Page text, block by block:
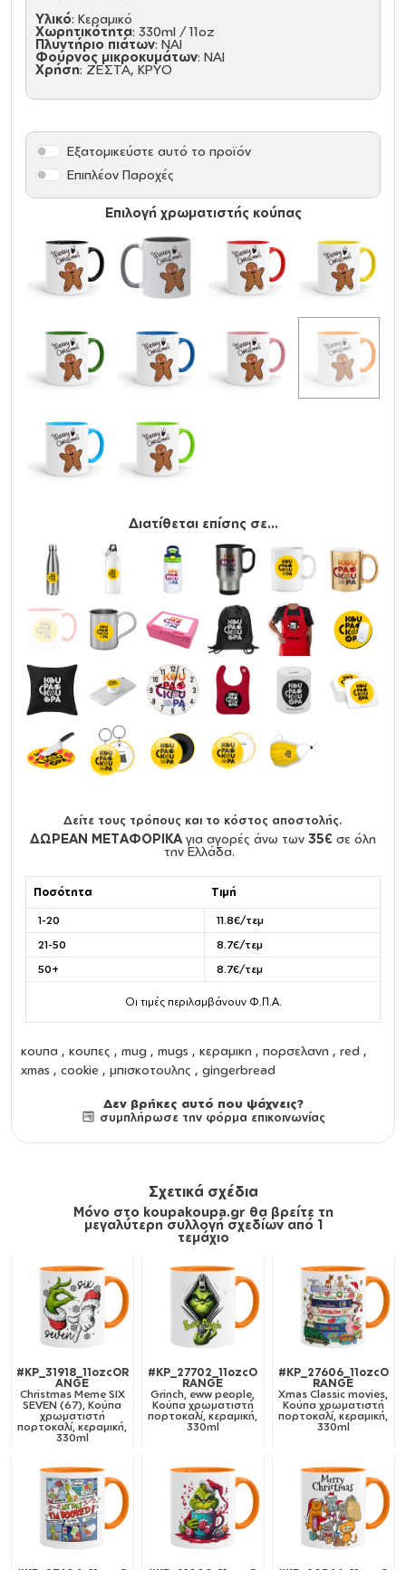
Υλικό: Κεραμικό
Χωρητικότητα: 330ml / 11oz
Πλυντήριο πιάτων: ΝΑΙ
Φούρνος μικροκυμάτων: ΝΑΙ
Χρήση: ΖΕΣΤΑ, ΚΡΥΟ
Επιλογή χρωματιστής κούπας
Εξατομικεύστε αυτό το προϊόν
Επιπλέον Παροχές
Διατίθεται επίσης σε...
Δείτε τους τρόπους και το κόστος αποστολής.
ΔΩΡΕΑΝ ΜΕΤΑΦΟΡΙΚΑ για αγορές άνω των 35€ σε όλη
την Ελλάδα.
Ποσότητα Τιμή
1-20
11.8€/τεμ
21-50
8.7€/τεμ
50+
8.7€/τεμ
Οι τιμές περιλαμβάνουν Φ.Π.Α.
κουπα , κουπες , mug , mugs , κεραμικη , πορσελανη , red ,
xmas , cookie , μπισκοτουλης , gingerbread
Δεν βρήκες αυτό που ψάχνεις?
συμπλήρωσε την φόρμα επικοινωνίας
Σχετικά σχέδια
Μόνο στο koupakoupa.gr θα βρείτε τη
μεγαλύτερη συλλογή σχεδίων από 1
τεμάχιο
#KP_31918_11ozcOR
ANGE
Christmas Meme SIX
SEVEN (67), Κούπα
χρωματιστή
πορτοκαλί, κεραμική,
330ml
#KP_27702_11ozcO
RANGE
Grinch, eww people,
Κούπα χρωματιστή
πορτοκαλί, κεραμική,
330ml
#KP_27606_11ozcO
RANGE
Xmas Classic movies,
Κούπα χρωματιστή
πορτοκαλί, κεραμική,
330ml